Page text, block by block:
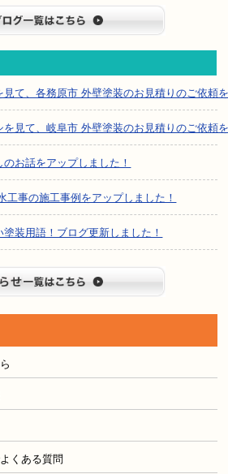
見て、各務原市 外壁塗装のお見積りのご依頼
を見て、岐阜市 外壁塗装のお見積りのご依頼
お話をアップしました！
工事の施工事例をアップしました！
装用語！ブログ更新しました！
くある質問